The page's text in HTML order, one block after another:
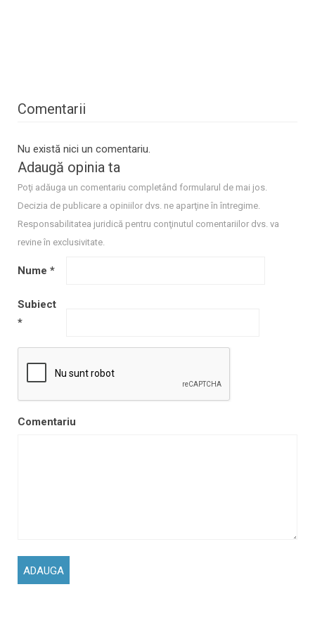
Comentarii
Nu există nici un comentariu.
Adaugă opinia ta
Poţi adăuga un comentariu completând formularul de mai jos.
Decizia de publicare a opiniilor dvs. ne aparţine în întregime.
Responsabilitatea juridică pentru conţinutul comentariilor dvs. va
revine în exclusivitate.
Nume *
Subiect
*
Comentariu